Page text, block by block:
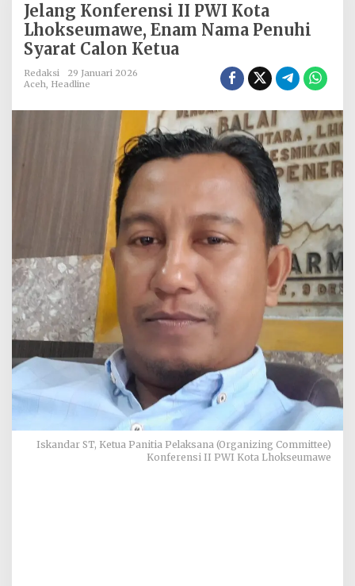
II
PWI
Kota
Lhokseumawe,
Penuhi
Syarat
Calon
Ketua
Jelang Konferensi II PWI Kota
Lhokseumawe, Enam Nama Penuhi
Syarat Calon Ketua
Redaksi
29 Januari 2026
Aceh, Headline
Iskandar ST, Ketua Panitia Pelaksana (Organizing Committee)
Konferensi II PWI Kota Lhokseumawe